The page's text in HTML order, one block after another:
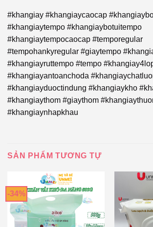
#khangiay #khangiaycaocap
#khangiaytempo #khangiaybotuitempo
#khangiaytempocaocap #temporegular
#tempohankyregular #giaytempo
#khangiayruttempo #tempo
#khangiayantoanchoda
#khangiayduoctindung #khangiaykho
#khangiaythom #giaythom
#khangiaynhapkhau
SẢN PHẨM TƯƠNG TỰ
-34%